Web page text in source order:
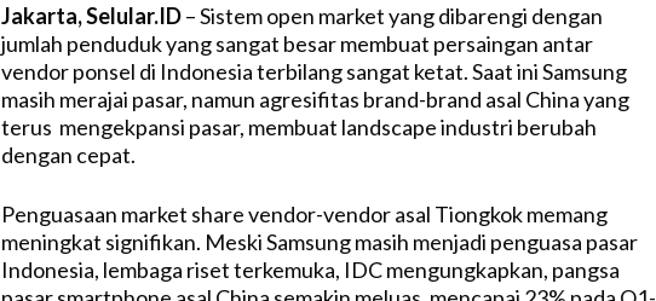
Jakarta, Selular.ID– Sistem open market yang dibarengi dengan
jumlah penduduk yang sangat besar membuat persaingan antar
vendor ponsel di Indonesia terbilang sangat ketat. Saat ini Samsung
masih merajai pasar, namun agresifitas brand-brand asal China yang
terus mengekpansi pasar, membuat landscape industri berubah
dengan cepat.
Penguasaan market share vendor-vendor asal Tiongkok memang
meningkat signifikan. Meski Samsung masih menjadi penguasa pasar
Indonesia, lembaga riset terkemuka, IDC mengungkapkan, pangsa